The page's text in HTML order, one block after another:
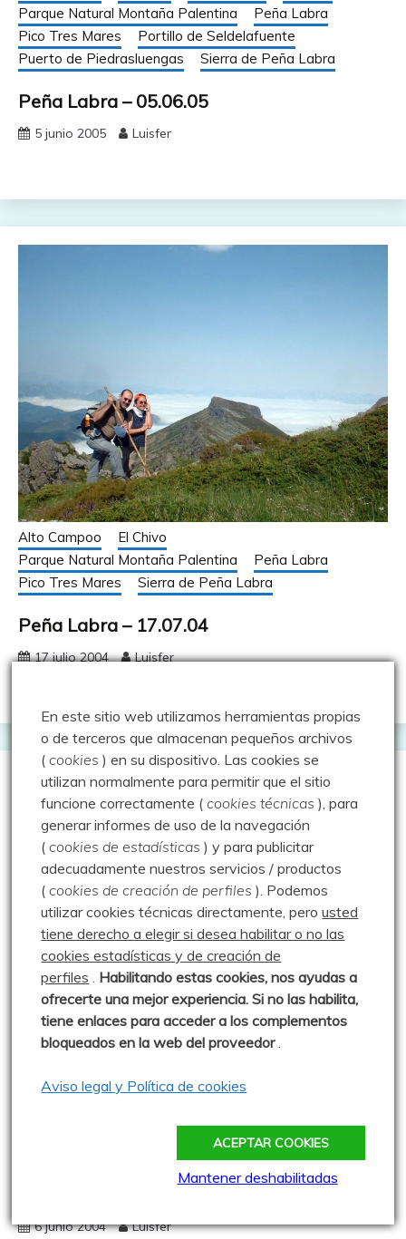
Parque Natural Montaña Palentina
Peña Labra
Pico Tres Mares
Portillo de Seldelafuente
Puerto de Piedrasluengas
Sierra de Peña Labra
Peña Labra – 05.06.05
5 junio 2005 Luisfer
Alto Campoo
El Chivo
Parque Natural Montaña Palentina
Peña Labra
Pico Tres Mares
Sierra de Peña Labra
Peña Labra – 17.07.04
17 julio 2004 Luisfer
Cotamañinos
Cuchillón Cueto Mañín
Pico Tres Mares
Puerto de Piedrasluengas
6 junio 2004 Luisfer
En este sitio web utilizamos herramientas propias
o de terceros que almacenan pequeños archivos
(cookies ) en su dispositivo. Las cookies se
utilizan normalmente para permitir que el sitio
funcione correctamente (cookies técnicas ), para
generar informes de uso de la navegación
(cookies de estadísticas ) y para publicitar
adecuadamente nuestros servicios / productos
(cookies de creación de perfiles ). Podemos
utilizar cookies técnicas directamente, perousted
tiene derecho a elegir si desea habilitar o no las
cookies estadísticas y de creación de
perfiles . Habilitando estas cookies, nos ayudas a
ofrecerte una mejor experiencia. Si no las habilita,
tiene enlaces para acceder a los complementos
bloqueados en la web del proveedor.
Aviso legal y Política de cookies
ACEPTAR COOKIES
Mantener deshabilitadas